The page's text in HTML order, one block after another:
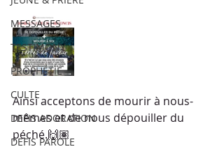
MESSAGES
TESTIMONY
PROPHÉTIE
CULTE
DEFIS ADORATION
DEFIS PAROLE
Ainsi acceptons de mourir à nous-
mêmes et de nous dépouiller du
péché.🙌🏽